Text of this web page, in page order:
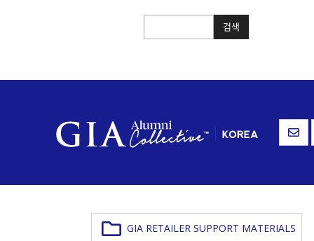
검색
GIA RETAILER SUPPORT MATERIALS